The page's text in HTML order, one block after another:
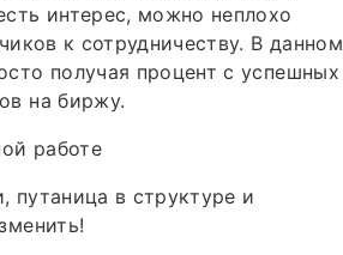
интерес, можно неплохо
к сотрудничеству. В данном
получая процент с успешных
на биржу.
работе
путаница в структуре и